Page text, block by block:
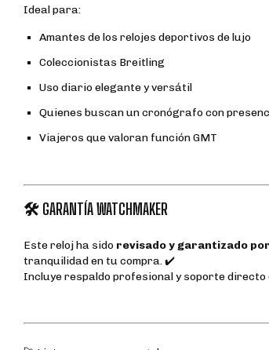
Ideal para:
Amantes de los relojes deportivos de lujo
Coleccionistas Breitling
Uso diario elegante y versátil
Quienes buscan un cronógrafo con
Viajeros que valoran función GMT
🛠️ GARANTÍA WATCHMAKER
Este reloj ha sido revisado y garantizado
tranquilidad en tu compra. ✔️
Incluye respaldo profesional y soporte